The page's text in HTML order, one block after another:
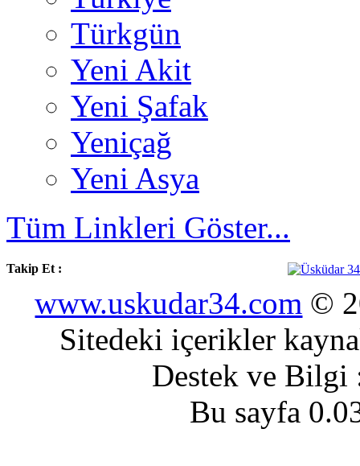
Türkgün
Yeni Akit
Yeni Şafak
Yeniçağ
Yeni Asya
Tüm Linkleri Göster...
Takip Et :
www.uskudar34.com ©
Sitedeki içerikler
Destek ve
Bu sayfa